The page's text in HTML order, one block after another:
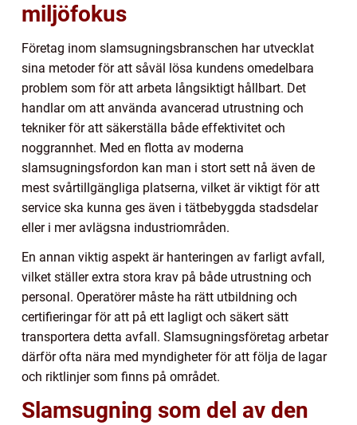
miljöfokus
Företag inom slamsugningsbranschen har utvecklat
sina metoder för att såväl lösa kundens omedelbara
problem som för att arbeta långsiktigt hållbart. Det
handlar om att använda avancerad utrustning och
tekniker för att säkerställa både effektivitet och
noggrannhet. Med en flotta av moderna
slamsugningsfordon kan man i stort sett nå även de
mest svårtillgängliga platserna, vilket är viktigt för att
service ska kunna ges även i tätbebyggda stadsdelar
eller i mer avlägsna industriområden.
En annan viktig aspekt är hanteringen av farligt avfall,
vilket ställer extra stora krav på både utrustning och
personal. Operatörer måste ha rätt utbildning och
certifieringar för att på ett lagligt och säkert sätt
transportera detta avfall. Slamsugningsföretag arbetar
därför ofta nära med myndigheter för att följa de lagar
och riktlinjer som finns på området.
Slamsugning som del av den